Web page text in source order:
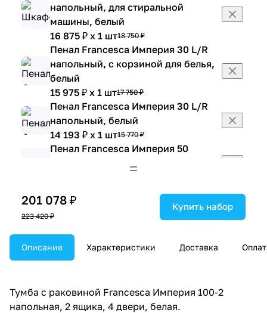
напольный, для стиральной
машины, белый
16 875 ₽ x 1 шт18 750 ₽
Пенал Francesca Империя 30 L/R
напольный, с корзиной для белья,
белый
15 975 ₽ x 1 шт17 750 ₽
Пенал Francesca Империя 30 L/R
напольный, белый
14 193 ₽ x 1 шт15 770 ₽
Пенал Francesca Империя 50
40 белая
9 045 ₽ x 1 шт
Тумба-комод Francesca Империя
30 L/R, белая
6 903 ₽ x 1 шт
50 белая
9 801 ₽ x 1 шт 10 890 ₽
201 078 ₽
223 420 ₽
Купить набор
Описание Характеристики Доставка
Тумба с раковиной Francesca Империя 100-2
напольная, 2 ящика, 4 двери, белая.